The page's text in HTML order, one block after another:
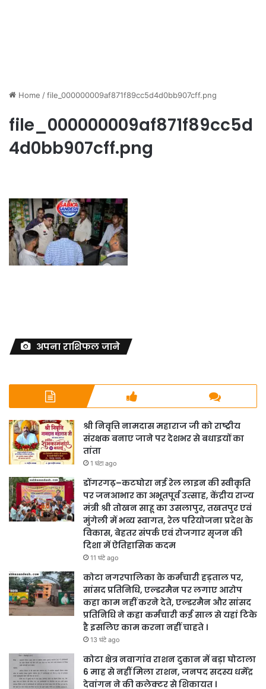
Home /file_000000009af871f89cc5d4d0bb907cff.png
file_000000009af871f89cc5d
4d0bb907cff.png
अपना राशिफल जाने
श्री निवृत्ति नामदास महाराज जी को राष्ट्रीय
संरक्षक बनाए जाने पर देशभर से बधाइयों का
तांता
1 घंटा ago
डोंगरगढ़–कटघोरा नई रेल लाइन की स्वीकृति
पर जनआभार का अभूतपूर्व उत्साह, केंद्रीय राज्य
मंत्री श्री तोखन साहू का उसलापुर, तखतपुर एवं
मुंगेली में भव्य स्वागत, रेल परियोजना प्रदेश के
विकास, बेहतर संपर्क एवं रोजगार सृजन की
दिशा में ऐतिहासिक कदम
11 घंटे ago
कोटा नगरपालिका के कर्मचारी हड़ताल पर,
सांसद प्रतिनिधि, एल्डरमैन पर लगाए आरोप
कहा काम नहीं करने देते, एल्डरमैन और सांसद
प्रतिनिधि ने कहा कर्मचारी कई साल से यहां टिके
है इसलिए काम करना नहीं चाहते ।
13 घंटे ago
कोटा क्षेत्र नवागांव राशन दुकान में बड़ा घोटाला
6 माह से नहीं मिला राशन, जनपद सदस्य धर्मेंद्र
देवांगन ने की कलेक्टर से शिकायत ।